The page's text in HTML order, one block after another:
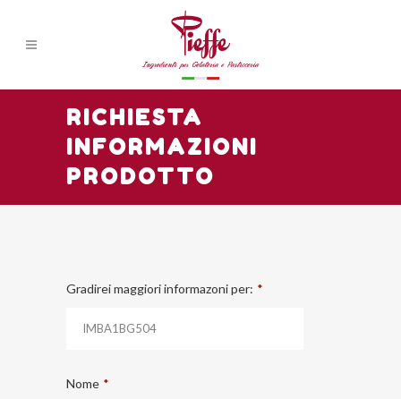
RICHIESTA
INFORMAZIONI
PRODOTTO
Gradirei maggiori informazoni per: *
Nome *